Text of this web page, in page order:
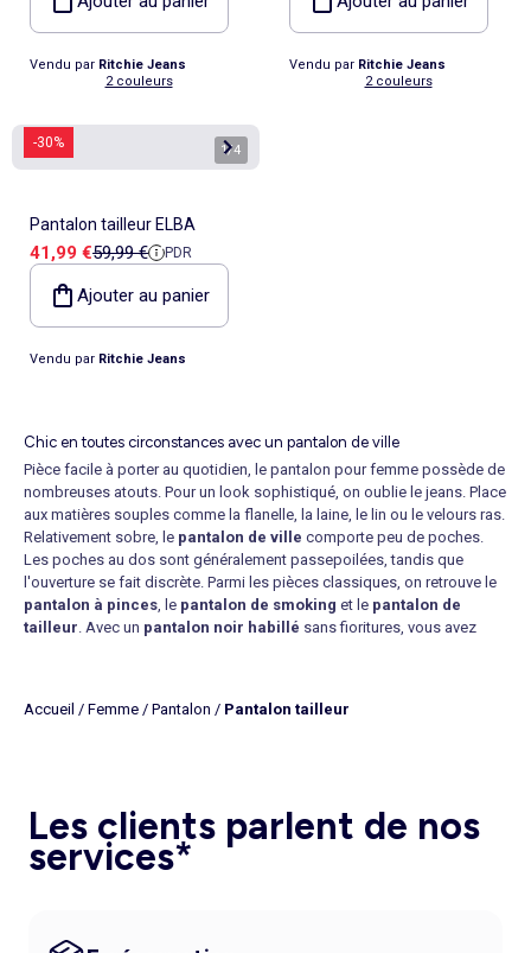
Vendu par Ritchie Jeans
2 couleurs
Vendu par Ritchie Jeans
2 couleurs
-30% 1/4
Pantalon tailleur ELBA
Prix de vente
41,99 €Prix de référence
59,99 € PDR
Ajouter au panier
Vendu par Ritchie Jeans
Chic en toutes circonstances avec un pantalon de ville
Pièce facile à porter au quotidien, le pantalon pour femme possède de
nombreuses atouts. Pour un look sophistiqué, on oublie le jeans. Place
aux matières souples comme la flanelle, la laine, le lin ou le velours ras.
Relativement sobre, le pantalon de ville comporte peu de poches.
Les poches au dos sont généralement passepoilées, tandis que
l'ouverture se fait discrète. Parmi les pièces classiques, on retrouve le
pantalon à pinces , le pantalon de smoking et le pantalon de
tailleur . Avec un pantalon noir habillé sans fioritures, vous avez
bustier, sans oublier de chausser desescarpins vertigineux
modeuses. Chic et glamour, il se porte en toutes occasions, en ville, en
soirée, au bureau et même lors des grands évènements. Alternative
mode à la traditionnellerobe de soirée
Accueil / Femme / Pantalon / Pantalon tailleur
Les clients parlent de nos
services*